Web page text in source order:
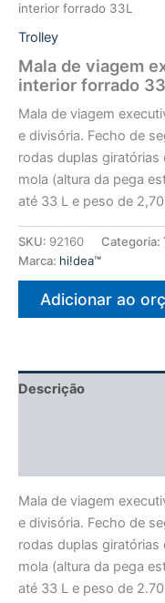
interior forrado 33L
Trolley
Mala de viagem
interior forrado
Mala de viagem
e divisória. Fecho de
rodas duplas giratórias
mola (altura da pega
até 33 L e peso de
SKU: 92160 Categoria:
Marca: hi!dea™
Adicionar ao
Descrição
Mala de viagem
e divisória. Fecho de
rodas duplas giratórias
mola (altura da pega
até 33 L e peso de